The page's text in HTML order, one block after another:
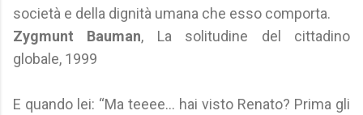
società e della dignità umana che esso comporta.
Zygmunt Bauman, La solitudine del cittadino
globale, 1999
E quando lei: “Ma teeee… hai visto Renato? Prima gli